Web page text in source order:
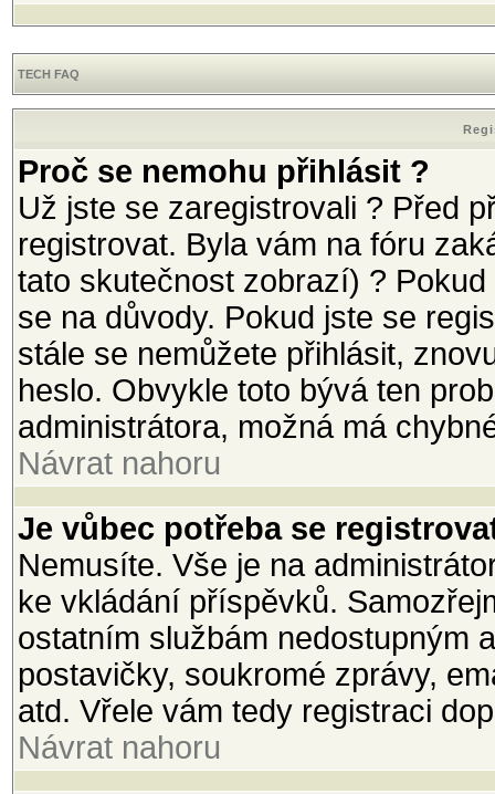
TECH FAQ
Proč se nemohu přihlásit ?
Už jste se zaregistrovali ? Před
registrovat. Byla vám na fóru
tato skutečnost zobrazí) ?
se na důvody. Pokud jste se
stále se nemůžete přihlásit,
heslo. Obvykle toto bývá ten
administrátora, možná má
Návrat nahoru
Je vůbec potřeba se
Nemusíte. Vše je na
ke vkládání příspěvků.
ostatním službám nedostupným
postavičky, soukromé zprávy,
atd. Vřele vám tedy registraci
Návrat nahoru